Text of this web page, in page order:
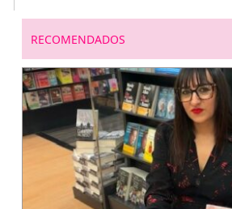
RECOMENDADOS